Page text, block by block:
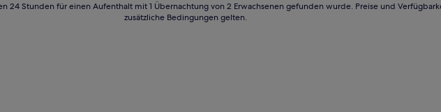
24 Stunden für einen Aufenthalt mit 1 Übernachtung von 2 Erwachsenen gefunden wurde. Preise und
zusätzliche Bedingungen gelten.